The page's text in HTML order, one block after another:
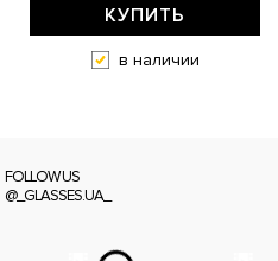
КУПИТЬ
в наличии
FOLLOW US
@_GLASSES.UA_